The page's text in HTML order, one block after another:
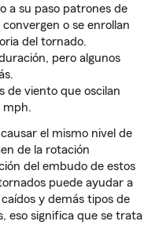
a su paso patrones de
o se enrollan
del tornado.
pero algunos
de viento que oscilan
mph.
el mismo nivel de
de la rotación
del embudo de estos
puede ayudar a
y demás tipos de
eso significa que se trata